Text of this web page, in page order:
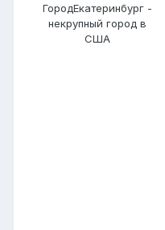
ГородЕкатеринбург -
некрупный город в
США